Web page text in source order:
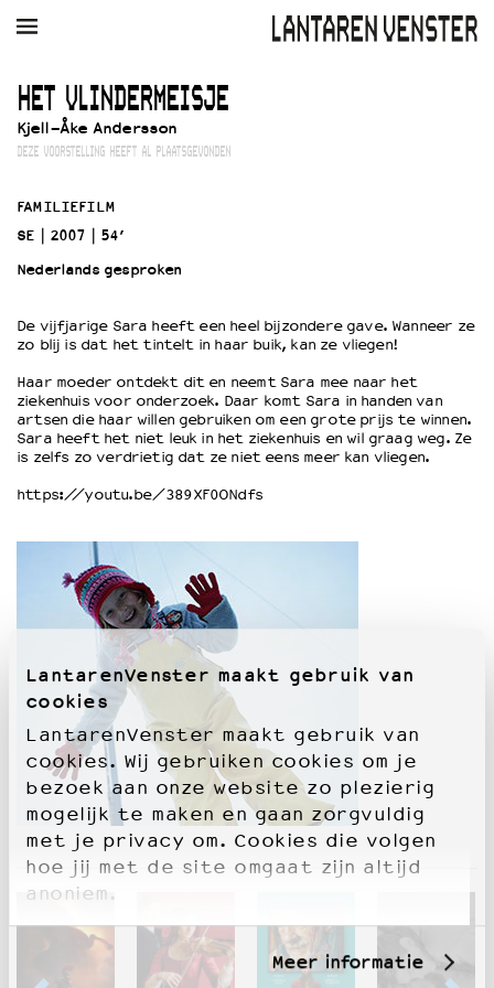
LantarenVenster maakt gebruik van
cookies
LantarenVenster maakt gebruik van
cookies. Wij gebruiken cookies om je
bezoek aan onze website zo plezierig
mogelijk te maken en gaan zorgvuldig
met je privacy om. Cookies die volgen
hoe jij met de site omgaat zijn altijd
anoniem.
Meer informatie
AGENDA FILM MUZIEK RESTAURANT
Winkelmandje
Zoek
Openingstijden & contact
Bereikbaarheid
Kaartverkoop
EDUCATIE
Schoolvoorstellingen
Filmprogramma’s Primair Onderwijs
Filmprogramma’s VO/MBO
Speciale educatieprogramma’s
OVER LANTARENVENSTER
Wat we doen
Werken bij
Wie is wie
Historie
Partners
Huisregels
Privacyverklaring
Integriteits- en gedragscode
Duurzaamheid
Culturele boycot Israël
Ruimte voor artistieke vrijheid – VNPF
HET VLINDERMEISJE
Kjell-Åke Andersson
DEZE VOORSTELLING HEEFT AL PLAATSGEVONDEN
FAMILIEFILM
SE
2007
54’
Nederlands gesproken
De vijfjarige Sara heeft een heel bijzondere gave. Wanneer ze
zo blij is dat het tintelt in haar buik, kan ze vliegen!
Haar moeder ontdekt dit en neemt Sara mee naar het
ziekenhuis voor onderzoek. Daar komt Sara in handen van
artsen die haar willen gebruiken om een grote prijs te winnen.
Sara heeft het niet leuk in het ziekenhuis en wil graag weg. Ze
is zelfs zo verdrietig dat ze niet eens meer kan vliegen.
https://youtu.be/389XF0ONdfs